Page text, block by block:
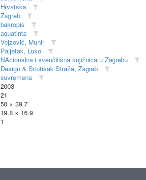
Hrvatska
Zagreb
bakropis
aquatinta
Vejzović, Munir
Paljetak, Luko
NAcionalna i sveučilišna knjižnica u Zagrebu
Design & Sitotisak Straža, Zagreb
suvremena
2003
21
50 × 39.7
19.8 × 16.9
1